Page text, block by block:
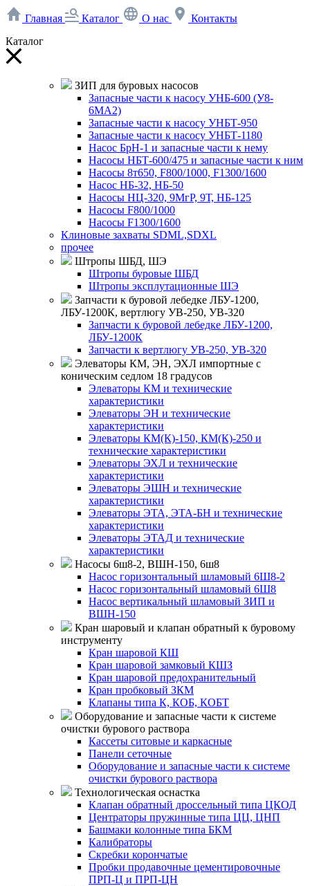
Главная Каталог О нас
Контакты
Каталог
ЗИП для буровых насосов
Запасные части к насосу УНБ-600 (У8-
6МА2)
Запасные части к насосу УНБТ-950
Запасные части к насосу УНБТ-1180
Насос БрН-1 и запасные части к нему
Насосы НБТ-600/475 и запасные части к ним
Насосы 8т650, F800/1000, F1300/1600
Насос НБ-32, НБ-50
Насосы НЦ-320, 9МгР, 9Т, НБ-125
Насосы F800/1000
Насосы F1300/1600
Клиновые захваты SDML,SDXL
прочее
Штропы ШБД, ШЭ
Штропы буровые ШБД
Штропы эксплутационные ШЭ
Запчасти к буровой лебедке ЛБУ-1200,
ЛБУ-1200К, вертлюгу УВ-250, УВ-320
Запчасти к буровой лебедке ЛБУ-1200,
ЛБУ-1200К
Запчасти к вертлюгу УВ-250, УВ-320
Элеваторы КМ, ЭН, ЭХЛ импортные с
коническим седлом 18 градусов
Элеваторы КМ и технические
характеристики
Элеваторы ЭН и технические
характеристики
Элеваторы КМ(К)-150, КМ(К)-250 и
технические характеристики
Элеваторы ЭХЛ и технические
характеристики
Элеваторы ЭШН и технические
характеристики
Элеваторы ЭТА, ЭТА-БН и технические
характеристики
Элеваторы ЭТАД и технические
характеристики
Насосы 6ш8-2, ВШН-150, 6ш8
Насос горизонтальный шламовый 6Ш8-2
Насос горизонтальный шламовый 6Ш8
Насос вертикальный шламовый ЗИП и
ВШН-150
Кран шаровый и клапан обратный к буровому
инструменту
Кран шаровой КШ
Кран шаровой замковый КШЗ
Кран шаровой предохранительный
Кран пробковый ЗКМ
Клапаны типа К, КОБ, КОБТ
Оборудование и запасные части к системе
очистки бурового раствора
Кассеты ситовые и каркасные
Панели сеточные
Оборудование и запасные части к системе
очистки бурового раствора
Технологическая оснастка
Клапан обратный дроссельный типа ЦКОД
Центраторы пружинные типа ЦЦ, ЦНП
Башмаки колонные типа БКМ
Калибраторы
Скребки корончатые
Пробки продавочные цементировочные
ПРП-Ц и ПРП-ЦН